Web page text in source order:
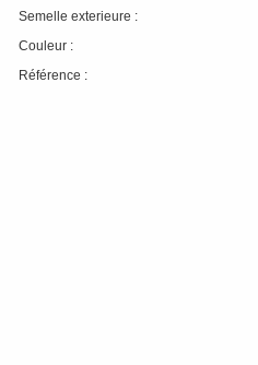
Semelle exterieure :
Couleur :
Référence :